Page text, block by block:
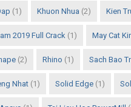
(1) Khuon Nhua (2) Kien
2019 Full Crack (1) May Cat
(2) Rhino (1) Sach Bao
Nhat (1) Solid Edge (1)